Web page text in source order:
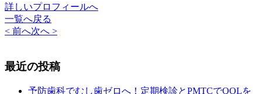
詳しいプロフィールへ
一覧へ戻る
< 前へ次へ >
最近の投稿
予防歯科でむし歯ゼロへ！定期検診とPMTCでQOLを